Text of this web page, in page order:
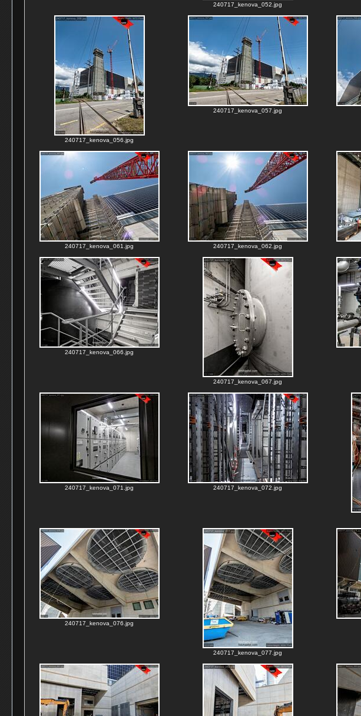
240717_kenova_052.jpg
240717_kenova_056.jpg
240717_kenova_057.jpg
240717_kenova_061.jpg 240717_kenova_062.jpg
240717_kenova_066.jpg
240717_kenova_067.jpg
240717_kenova_071.jpg 240717_kenova_072.jpg
240717_kenova_076.jpg
240717_kenova_077.jpg